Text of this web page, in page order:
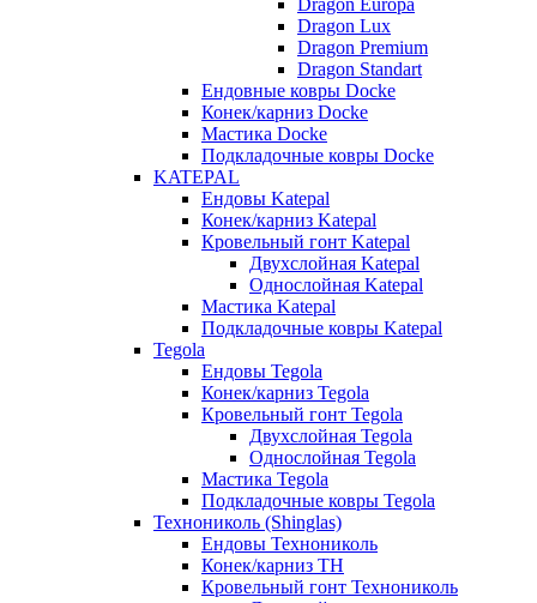
Dragon Europa
Dragon Lux
Dragon Premium
Dragon Standart
Ендовные ковры Docke
Конек/карниз Docke
Мастика Docke
Подкладочные ковры Docke
KATEPAL
Ендовы Katepal
Конек/карниз Katepal
Кровельный гонт Katepal
Двухслойная Katepal
Однослойная Katepal
Мастика Katepal
Подкладочные ковры Katepal
Tegola
Ендовы Tegola
Конек/карниз Tegola
Кровельный гонт Tegola
Двухслойная Tegola
Однослойная Tegola
Мастика Tegola
Подкладочные ковры Tegola
Технониколь (Shinglas)
Ендовы Технониколь
Конек/карниз ТН
Кровельный гонт Технониколь